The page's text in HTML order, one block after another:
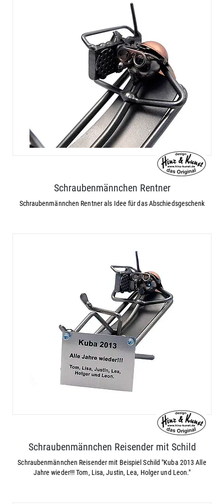
Schraubenmännchen Rentner
Schraubenmännchen Rentner als Idee für das Abschiedsgeschenk
Schraubenmännchen Reisender mit Schild
Schraubenmännchen Reisender mit Beispiel Schild "Kuba 2013 Alle
Jahre wieder!!! Tom, Lisa, Justin, Lea, Holger und Leon."